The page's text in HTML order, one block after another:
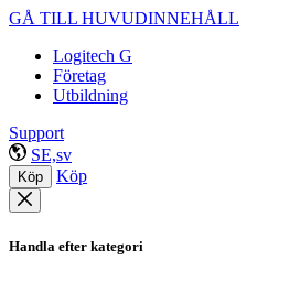
GÅ TILL HUVUDINNEHÅLL
Logitech G
Företag
Utbildning
Support
SE,sv
Köp Köp
Handla efter kategori